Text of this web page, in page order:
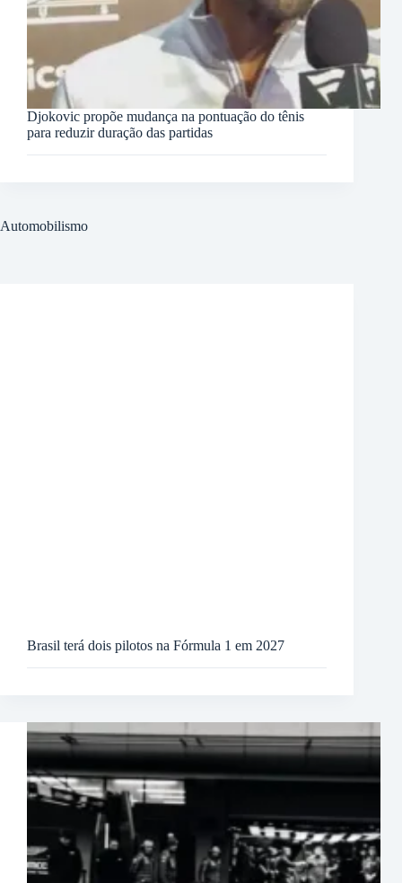
Djokovic propõe mudança na pontuação do tênis
para reduzir duração das partidas
Automobilismo
Brasil terá dois pilotos na Fórmula 1 em 2027